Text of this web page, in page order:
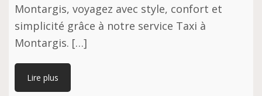
Montargis, voyagez avec style, confort et
simplicité grâce à notre service Taxi à
Montargis. […]
Lire plus